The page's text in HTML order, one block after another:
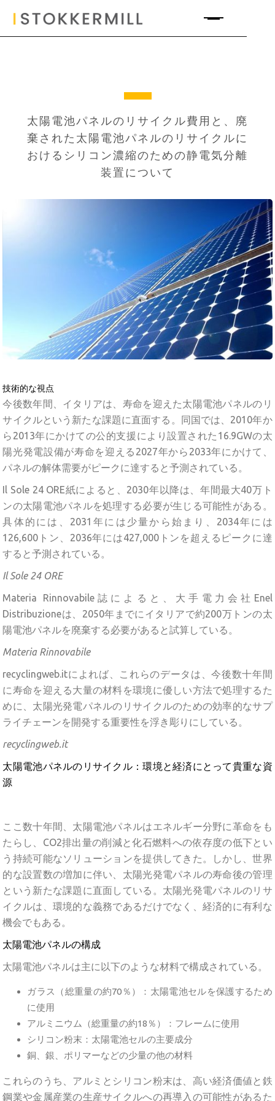
太陽電池パネルのリサイクル費用と、廃
棄された太陽電池パネルのリサイクルに
おけるシリコン濃縮のための静電気分離
装置について
技術的な視点
今後数年間、イタリアは、寿命を迎えた太陽電池パネルのリ
サイクルという新たな課題に直面する。同国では、2010年か
ら2013年にかけての公的支援により設置された16.9GWの太
陽光発電設備が寿命を迎える2027年から2033年にかけて、
パネルの解体需要がピークに達すると予測されている。
Il Sole 24 ORE紙によると、2030年以降は、年間最大40万ト
ンの太陽電池パネルを処理する必要が生じる可能性がある。
具体的には、2031年には少量から始まり、2034年には
126,600トン、2036年には427,000トンを超えるピークに達
すると予測されている。
Il Sole 24 ORE
Materia Rinnovabile誌によると、大手電力会社Enel
Distribuzioneは、2050年までにイタリアで約200万トンの太
陽電池パネルを廃棄する必要があると試算している。
Materia Rinnovabile
recyclingweb.itによれば、これらのデータは、今後数十年間
に寿命を迎える大量の材料を環境に優しい方法で処理するた
めに、太陽光発電パネルのリサイクルのための効率的なサプ
ライチェーンを開発する重要性を浮き彫りにしている。
recyclingweb.it
太陽電池パネルのリサイクル：環境と経済にとって貴重な資
源
ここ数十年間、太陽電池パネルはエネルギー分野に革命をも
たらし、CO2排出量の削減と化石燃料への依存度の低下とい
う持続可能なソリューションを提供してきた。しかし、世界
的な設置数の増加に伴い、太陽光発電パネルの寿命後の管理
という新たな課題に直面している。太陽光発電パネルのリサ
イクルは、環境的な義務であるだけでなく、経済的に有利な
機会でもある。
太陽電池パネルの構成
太陽電池パネルは主に以下のような材料で構成されている。
ガラス（総重量の約70％）：太陽電池セルを保護するため
に使用
アルミニウム（総重量の約18％）：フレームに使用
シリコン粉末：太陽電池セルの主要成分
銅、銀、ポリマーなどの少量の他の材料
これらのうち、アルミとシリコン粉末は、高い経済価値と鉄
鋼業や金属産業の生産サイクルへの再導入の可能性があるた